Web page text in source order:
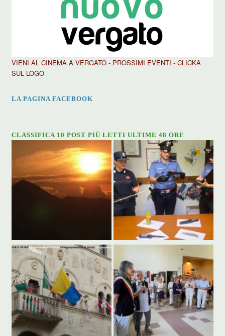
VIENI AL CINEMA A VERGATO - PROSSIMI EVENTI - CLICKA
SUL LOGO
LA PAGINA FACEBOOK
CLASSIFICA 10 POST PIÙ LETTI ULTIME 48 ORE